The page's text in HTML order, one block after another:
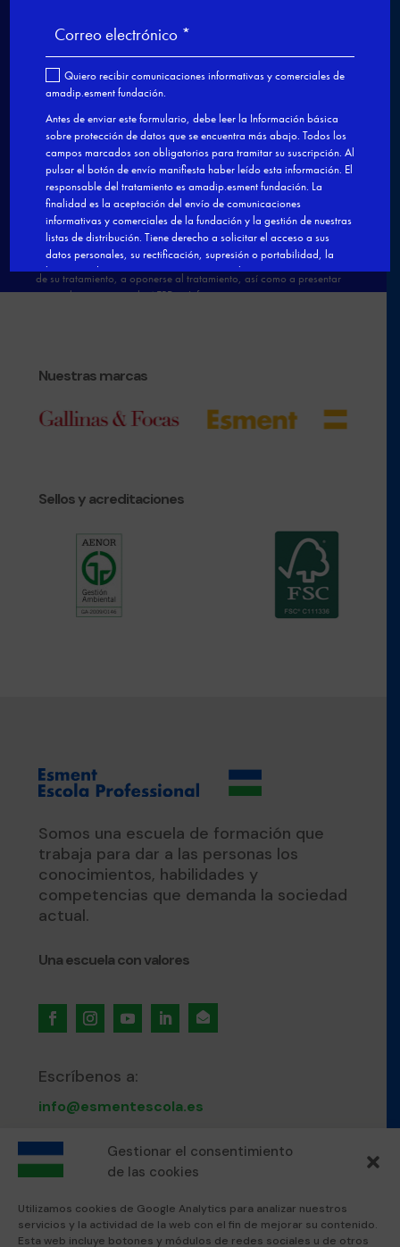
Gestionar el consentimiento
de las cookies
Utilizamos cookies de Google Analytics para analizar nuestros
servicios y la actividad de la web con el fin de mejorar su contenido.
Esta web incluye botones y módulos de redes sociales u de otros
Nuestras marcas
Sellos y acreditaciones
Somos una escuela de formación que
trabaja para dar a las personas los
conocimientos, habilidades y
competencias que demanda la sociedad
actual.
Una escuela con valores

Escríbenos a:
info@esmentescola.es
Llámanos al:
871 80 51 12
Visítanos en: